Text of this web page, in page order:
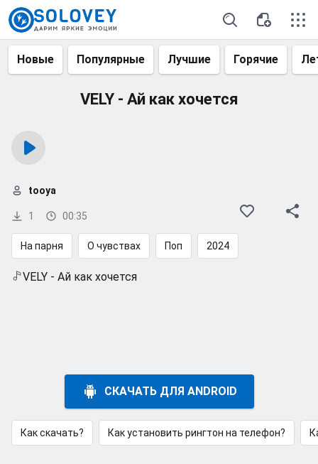
Новые Популярные Лучшие Горячие
VELY - Ай как хочется
1 00:35
tooya
На парня О чувствах Поп 2024
VELY - Ай как хочется
СКАЧАТЬ ДЛЯ ANDROID
Как скачать? Как установить рингтон на телефон?